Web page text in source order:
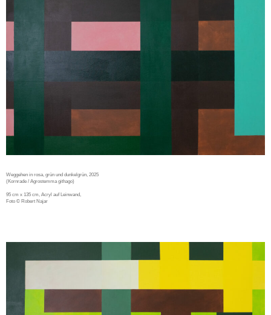
Weggehen in rosa, grün und dunkelgrün, 2025
(Kornrade / Agrostemma githago)
95 cm x 135 cm, Acryl auf Leinwand,
Foto © Robert Najar